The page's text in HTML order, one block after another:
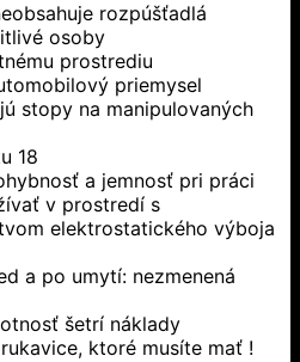
rozpúšťadlá
osoby
prostrediu
priemysel
stopy na manipulovaných
18
a jemnosť pri práci
v prostredí s
elektrostatického výboja
a po umytí: nezmenená
šetrí náklady
ktoré musíte mať !